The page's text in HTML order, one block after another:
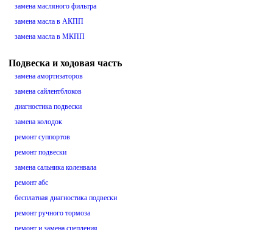
замена масляного фильтра
замена масла в АКПП
замена масла в МКПП
Подвеска и ходовая часть
замена амортизаторов
замена сайлентблоков
диагностика подвески
замена колодок
ремонт суппортов
ремонт подвески
замена сальника коленвала
ремонт абс
бесплатная диагностика подвески
ремонт ручного тормоза